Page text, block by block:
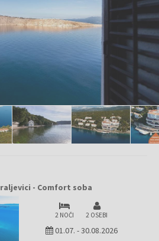
- Comfort soba
2 NOČI 2 OSEBI
01.07. -30.08.2026